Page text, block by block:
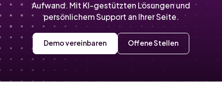
Aufwand. Mit KI-gestützten Lösungen und
persönlichem Support an Ihrer Seite.
Demo vereinbaren Offene Stellen